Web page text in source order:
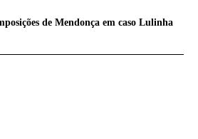
de Mendonça em caso Lulinha